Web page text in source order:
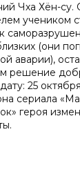
Чха Хён-су.
учеником
(они
аварии),
решение
25
сериала
героя